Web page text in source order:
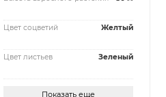
Цвет соцветий Желтый
Цвет листьев Зеленый
Показать еще